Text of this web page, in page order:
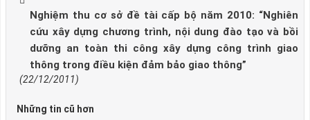
Nghiệm thu cơ sở đề tài cấp bộ năm 2010: “Nghiên
cứu xây dựng chương trình, nội dung đào tạo và bồi
dưỡng an toàn thi công xây dựng công trình giao
thông trong điều kiện đảm bảo giao thông”
(22/12/2011)
Những tin cũ hơn